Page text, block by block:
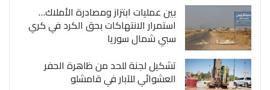
بين عمليات ابتزاز ومصادرة الأملاك…
استمرار الانتهاكات بحق الكرد في كري
سبي شمال سوريا
تشكيل لجنة للحد من ظاهرة الحفر
العشوائي للآبار في قامشلو